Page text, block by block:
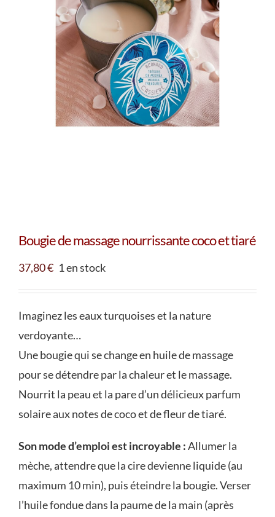
Bougie de massage nourrissante coco et tiaré
37,80€ 1 en stock
Imaginez les eaux turquoises et la nature
verdoyante…
Une bougie qui se change en huile de massage
pour se détendre par la chaleur et le massage.
Nourrit la peau et la pare d’un délicieux parfum
solaire aux notes de coco et de fleur de tiaré.
Son mode d’emploi est incroyable :Allumer la
mèche, attendre que la cire devienne liquide (au
maximum 10 min), puis éteindre la bougie. Verser
l’huile fondue dans la paume de la main (après